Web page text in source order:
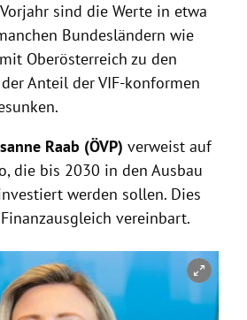
sind die Werte in etwa
Bundesländern wie
Oberösterreich zu den
Anteil der VIF-konformen
Raab (ÖVP) verweist auf
die bis 2030 in den Ausbau
werden sollen. Dies
vereinbart.
schließen